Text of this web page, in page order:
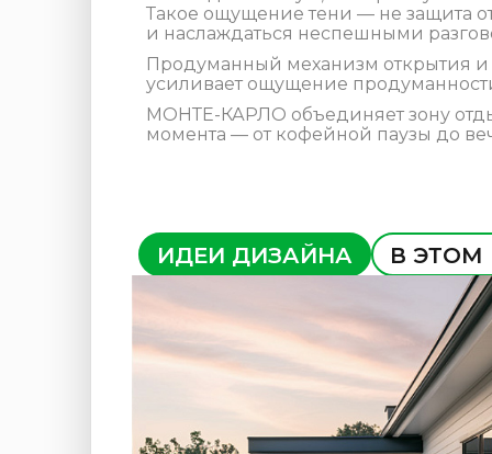
Такое ощущение тени — не защита
и наслаждаться неспешными
Продуманный механизм открытия и
усиливает ощущение
МОНТЕ-КАРЛО объединяет зону
момента — от кофейной паузы до
ИДЕИ ДИЗАЙНА В ЭТОМ